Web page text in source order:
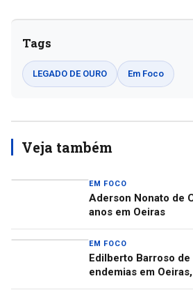
Tags
LEGADO DE OURO Em Foco
Veja também
EM FOCO
Aderson Nonato de
anos em Oeiras
EM FOCO
Edilberto Barroso
endemias em